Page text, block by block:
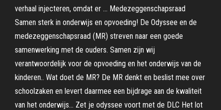
verhaal injecteren, omdat er … Medezeggenschapsraad
Samen sterk in onderwijs en opvoeding! De Odyssee en de
medezeggenschapsraad (MR) streven naar een goede
samenwerking met de ouders. Samen zijn wij
verantwoordelijk voor de opvoeding en het onderwijs van de
kinderen.. Wat doet de MR? De MR denkt en beslist mee over
schoolzaken en levert daarmee een bijdrage aan de kwaliteit
van het onderwijs… Zet je odyssee voort met de DLC Het lot